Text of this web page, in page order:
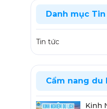
Danh mục
Tin tức
Cẩm nang du
Kinh